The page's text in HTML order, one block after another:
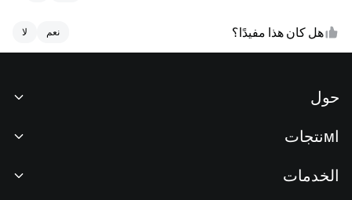
هل كان هذا مفيدًا؟ نعم لا
حول
غرفة الأخبار
اмنتجات
الخدمات